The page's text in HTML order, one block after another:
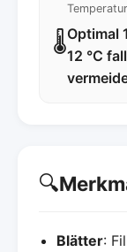
🌡️
Temperatur
Optimal
12 °C
🔍
Blätter: